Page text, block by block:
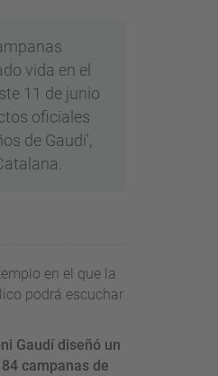
vida en el
11 de junio
oficiales
de Gaudí',
en el que la
podrá escuchar
Gaudí diseñó un
campanas de